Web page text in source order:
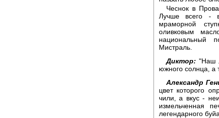
Чеснок в
Лучше всего -
мраморной
оливковым
национальный
Мистраль.
Диктор: "Наш
южного солнца, а
Александр
цвет которого
чили, а вкус -
измельченная
легендарного